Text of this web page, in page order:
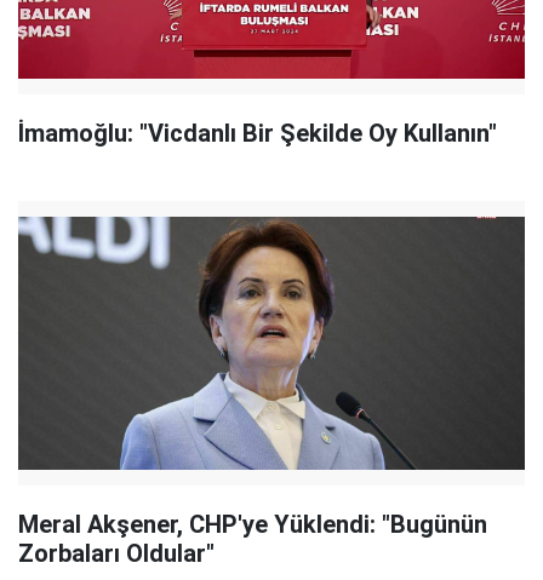
İmamoğlu: "Vicdanlı Bir Şekilde Oy Kullanın"
Meral Akşener, CHP'ye Yüklendi: "Bugünün
Zorbaları Oldular"